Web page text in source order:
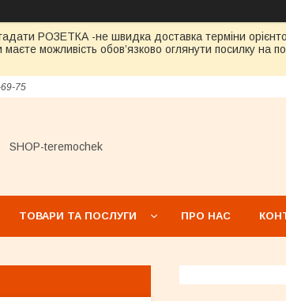
РОЗЕТКА -не швидка доставка терміни
можливість обов’язково оглянути посилку на
75
SHOP-teremochek
ТОВАРИ ТА ПОСЛУГИ ПРО НАС